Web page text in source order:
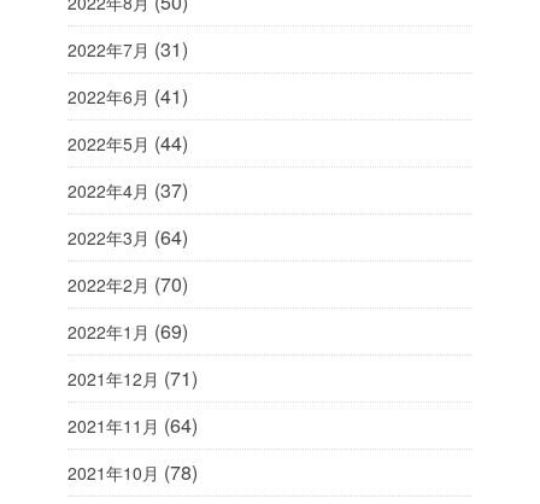
2022年7月 (31)
2022年6月 (41)
2022年5月 (44)
2022年4月 (37)
2022年3月 (64)
2022年2月 (70)
2022年1月 (69)
2021年12月 (71)
2021年11月 (64)
2021年10月 (78)